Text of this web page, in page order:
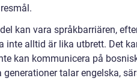
kan vara språkbarriären,
inte alltid är lika utbrett. Det
kan kommunicera på
generationer talar engelska,